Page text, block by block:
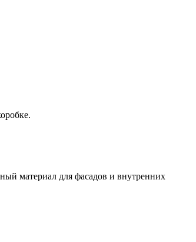
материал для фасадов и внутренних